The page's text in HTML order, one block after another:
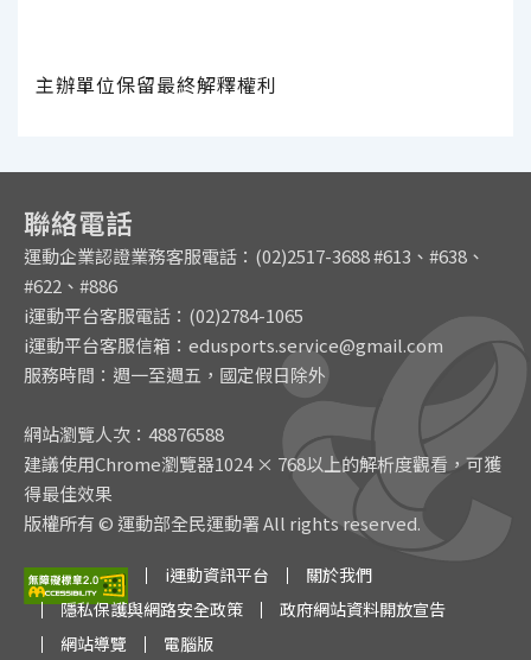
主辦單位保留最終解釋權利
聯絡電話
運動企業認證業務客服電話：(02)2517-3688 #613、#638、
#622、#886
i運動平台客服電話：(02)2784-1065
i運動平台客服信箱：edusports.service@gmail.com
服務時間：週一至週五，國定假日除外
網站瀏覽人次： 48876588
建議使用Chrome瀏覽器1024 × 768以上的解析度觀看，可獲
得最佳效果
版權所有 © 運動部全民運動署 All rights reserved.
i運動資訊平台
關於我們
隱私保護與網路安全政策
政府網站資料開放宣告
網站導覽
電腦版